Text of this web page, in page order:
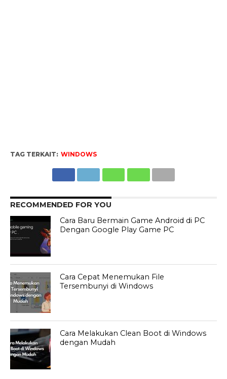
TAG TERKAIT: WINDOWS
RECOMMENDED FOR YOU
Cara Baru Bermain Game Android di PC
Dengan Google Play Game PC
Cara Cepat Menemukan File
Tersembunyi di Windows
Cara Melakukan Clean Boot di Windows
dengan Mudah